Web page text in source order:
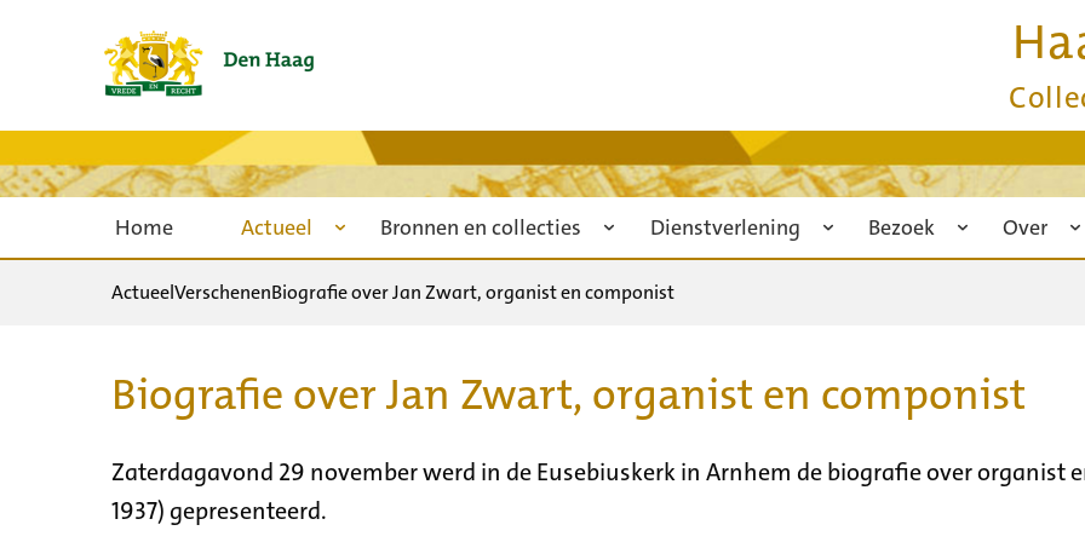
Home Actueel Bronnen en collecties Dienstverlening Bezoek Over
ActueelVerschenenBiografie over Jan Zwart, organist en componist
Biografie over Jan Zwart, organist en componist
Zaterdagavond 29 november werd in de Eusebiuskerk in Arnhem de biografie over organist
1937) gepresenteerd.